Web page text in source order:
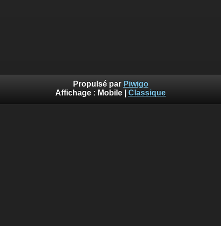
Propulsé par Piwigo
Affichage : Mobile Classique